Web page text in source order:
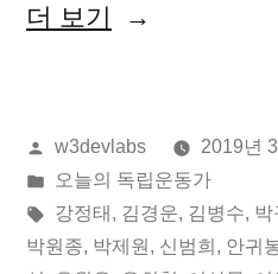
더 보기 “2019
월
13
일
올
린
이:
w3devlabs
2019년
게
시
됨:
오늘의 독립운동가
태
그:
강정태 , 김경운, 김병수, 박
박원종, 박제원 , 신범희 , 안귀